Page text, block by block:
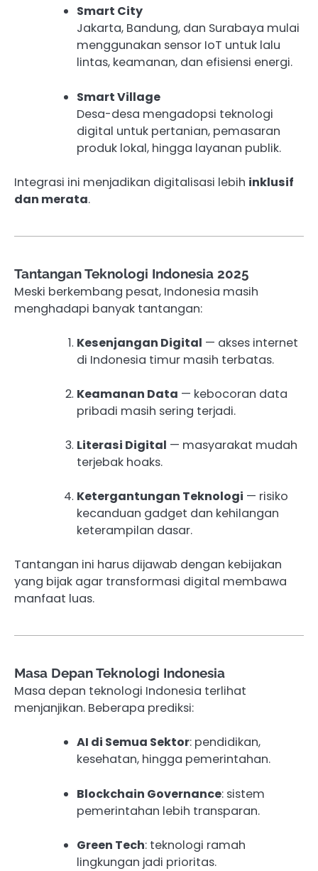
Smart City
Jakarta, Bandung, dan Surabaya mulai
menggunakan sensor IoT untuk lalu
lintas, keamanan, dan efisiensi energi.
Smart Village
Desa-desa mengadopsi teknologi
digital untuk pertanian, pemasaran
produk lokal, hingga layanan publik.
Integrasi ini menjadikan digitalisasi lebih inklusif
dan merata.
Tantangan Teknologi Indonesia 2025
Meski berkembang pesat, Indonesia masih
menghadapi banyak tantangan:
Kesenjangan Digital — akses internet
di Indonesia timur masih terbatas.
Keamanan Data — kebocoran data
pribadi masih sering terjadi.
Literasi Digital — masyarakat mudah
terjebak hoaks.
Ketergantungan Teknologi — risiko
kecanduan gadget dan kehilangan
keterampilan dasar.
Tantangan ini harus dijawab dengan kebijakan
yang bijak agar transformasi digital membawa
manfaat luas.
Masa Depan Teknologi Indonesia
Masa depan teknologi Indonesia terlihat
menjanjikan. Beberapa prediksi:
AI di Semua Sektor: pendidikan,
kesehatan, hingga pemerintahan.
Blockchain Governance: sistem
pemerintahan lebih transparan.
Green Tech: teknologi ramah
lingkungan jadi prioritas.